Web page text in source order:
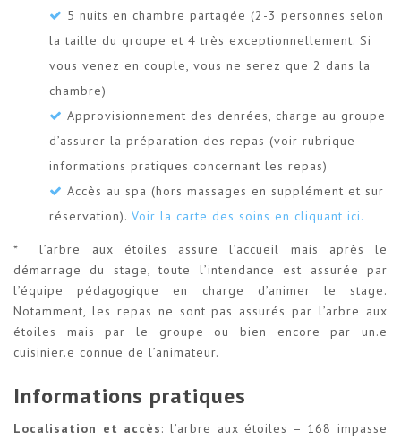
5 nuits en chambre partagée (2-3 personnes selon
la taille du groupe et 4 très exceptionnellement. Si
vous venez en couple, vous ne serez que 2 dans la
chambre)
Approvisionnement des denrées, charge au groupe
d’assurer la préparation des repas (voir rubrique
informations pratiques concernant les repas)
Accès au spa (hors massages en supplément et sur
réservation). Voir la carte des soins en cliquant ici.
* l’arbre aux étoiles assure l’accueil mais après le
démarrage du stage, toute l’intendance est assurée par
l’équipe pédagogique en charge d’animer le stage.
Notamment, les repas ne sont pas assurés par l’arbre aux
étoiles mais par le groupe ou bien encore par un.e
cuisinier.e connue de l’animateur.
Informations pratiques
Localisation et accès: l’arbre aux étoiles – 168 impasse